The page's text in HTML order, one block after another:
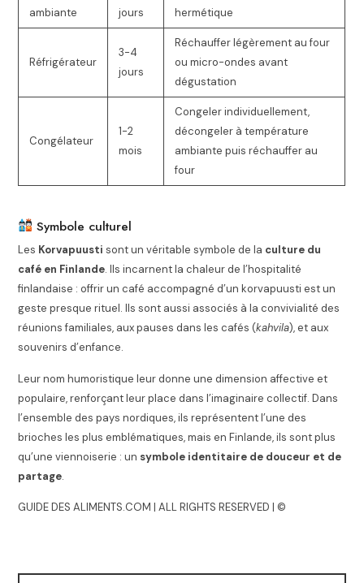
ambiante jours hermétique
Réfrigérateur
3-4
jours
Réchauffer légèrement au four
ou micro-ondes avant
dégustation
Congélateur
1-2
mois
Congeler individuellement,
décongeler à température
ambiante puis réchauffer au
four
Symbole culturel
Les Korvapuusti sont un véritable symbole de la culture du
café en Finlande. Ils incarnent la chaleur de l’hospitalité
finlandaise : offrir un café accompagné d’un korvapuusti est un
geste presque rituel. Ils sont aussi associés à la convivialité des
réunions familiales, aux pauses dans les cafés (kahvila), et aux
souvenirs d’enfance.
Leur nom humoristique leur donne une dimension affective et
populaire, renforçant leur place dans l’imaginaire collectif. Dans
l’ensemble des pays nordiques, ils représentent l’une des
brioches les plus emblématiques, mais en Finlande, ils sont plus
qu’une viennoiserie : un symbole identitaire de douceur et de
partage.
GUIDE DES ALIMENTS.COM | ALL RIGHTS RESERVED | ©